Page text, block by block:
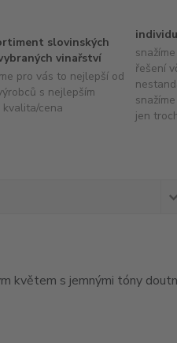
slovinských
vinařství
pro vás to nejlepší od
s nejlepším
kvalita/cena
řešení
jen
květem s jemnými tóny